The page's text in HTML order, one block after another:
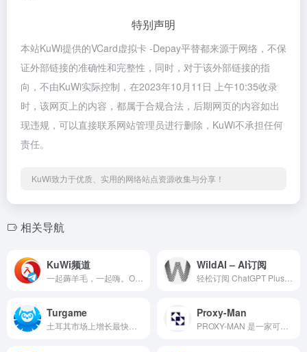
特别声明
本站KuWi提供的VCard虚拟卡 -Depay平替都来源于网络，不保
证外部链接的准确性和完整性，同时，对于该外部链接的指
向，不由KuWi实际控制，在2023年10月11日 上午10:35收录
时，该网页上的内容，都属于合规合法，后期网页的内容如出
现违规，可以直接联系网站管理员进行删除，KuWi不承担任何
责任。
KuWi致力于优质、实用的网络站点资源收集与分享！
相关导航
KuWi频道 WildAI – AI订阅
Turgame Proxy-Man